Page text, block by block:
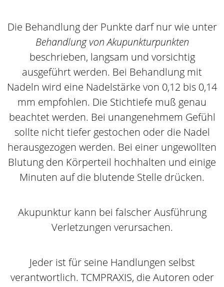
Die Behandlung der Punkte darf nur wie unter
Behandlung von Akupunkturpunkten
beschrieben, langsam und vorsichtig
ausgeführt werden. Bei Behandlung mit
Nadeln wird eine Nadelstärke von 0,12 bis 0,14
mm empfohlen. Die Stichtiefe muß genau
beachtet werden. Bei unangenehmem Gefühl
sollte nicht tiefer gestochen oder die Nadel
herausgezogen werden. Bei einer ungewollten
Blutung den Körperteil hochhalten und einige
Minuten auf die blutende Stelle drücken.
Akupunktur kann bei falscher Ausführung
Verletzungen verursachen.
Jeder ist für seine Handlungen selbst
verantwortlich. TCMPRAXIS, die Autoren oder